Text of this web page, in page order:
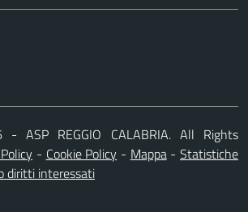
- ASP REGGIO CALABRIA. All Rights
- Cookie Policy - Mappa-Statistiche
diritti interessati